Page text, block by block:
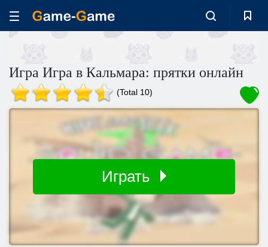
Игра Игра в Кальмара: прятки онлайн
(Total 10)
Играть